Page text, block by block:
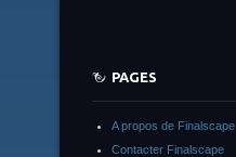
PAGES
A propos de Finalscape
Contacter Finalscape